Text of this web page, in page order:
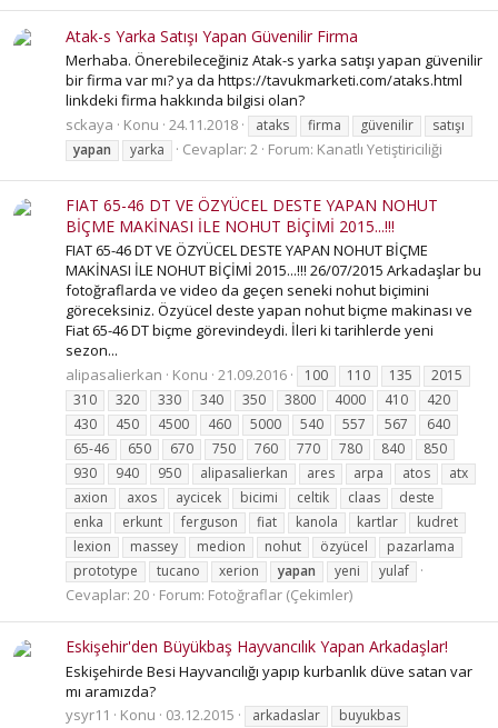
Atak-s Yarka Satışı Yapan Güvenilir Firma
Merhaba. Önerebileceğiniz Atak-s yarka satışı yapan güvenilir
bir firma var mı? ya da https://tavukmarketi.com/ataks.html
linkdeki firma hakkında bilgisi olan?
sckaya
Konu 24.11.2018 ataks firma güvenilir
satışı
yapan
yarka Cevaplar: 2 Forum: Kanatlı Yetiştiriciliği
FIAT 65-46 DT VE ÖZYÜCEL DESTE YAPAN NOHUT
BİÇME MAKİNASI İLE NOHUT BİÇİMİ 2015...!!!
FIAT 65-46 DT VE ÖZYÜCEL DESTE YAPAN NOHUT BİÇME
MAKİNASI İLE NOHUT BİÇİMİ 2015...!!! 26/07/2015 Arkadaşlar bu
fotoğraflarda ve video da geçen seneki nohut biçimini
göreceksiniz. Özyücel deste yapan nohut biçme makinası ve
Fiat 65-46 DT biçme görevindeydi. İleri ki tarihlerde yeni
sezon...
alipasalierkan
Konu 21.09.2016 100 110 135
2015
310
320 330 340 350 3800 4000 410
420
430
450 4500 460 5000 540 557 567
640
65-46
650 670 750 760 770 780 840
850
930
940 950 alipasalierkan ares arpa atos
atx
axion
axos aycicek bicimi celtik claas
deste
enka
erkunt ferguson fiat kanola kartlar
kudret
lexion
massey medion nohut özyücel
pazarlama
prototype
tucano xerion yapan yeni yulaf
Cevaplar: 20 Forum: Fotoğraflar (Çekimler)
Eskişehir'den Büyükbaş Hayvancılık Yapan Arkadaşlar!
Eskişehirde Besi Hayvancılığı yapıp kurbanlık düve satan var
mı aramızda?
ysyr11
Konu 03.12.2015 arkadaslar buyukbas